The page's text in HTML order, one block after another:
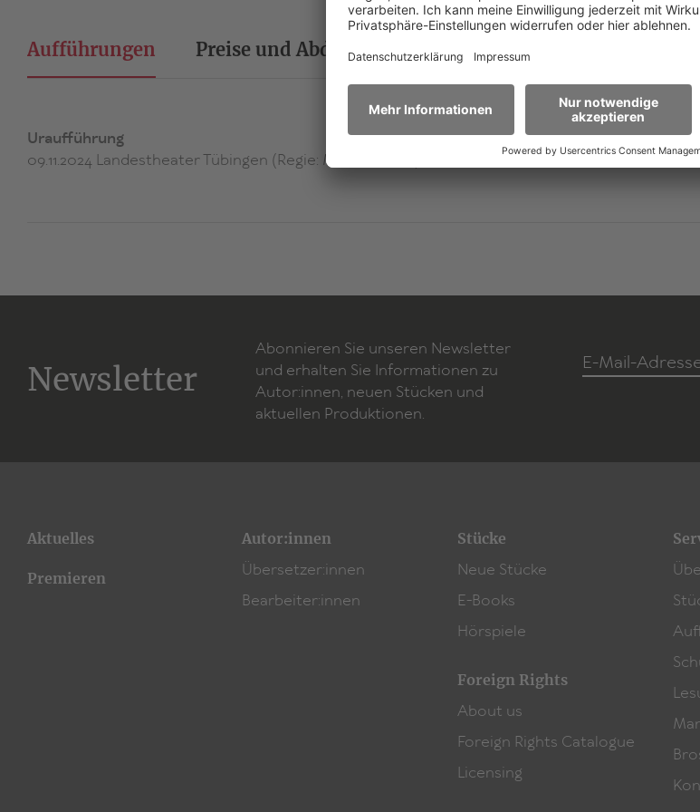
Der Rowohlt Theater Verlag vertritt
Fünfeinhalb Tage zur Erdbeerzeitist
Aufführungen Preise und Abdrucke Schulen/Amateurtheater
Uraufführung
09.11.2024 Landestheater Tübingen (Regie: Monika Kosik)
Newsletter
Abonnieren Sie unseren Newsletter
und erhalten Sie Informationen zu
Autor:innen, neuen Stücken und
aktuellen Produktionen.
E-Mail-
Aktuelles
Premieren
Autor:innen
Übersetzer:innen
Bearbeiter:innen
Stücke
Neue Stücke
E-Books
Hörspiele
Foreign Rights
About us
Foreign Rights Catalogue
Licensing